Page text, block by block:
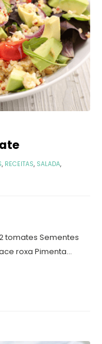
, RECEITAS, SALADA,
tomates Sementes
roxa Pimenta...